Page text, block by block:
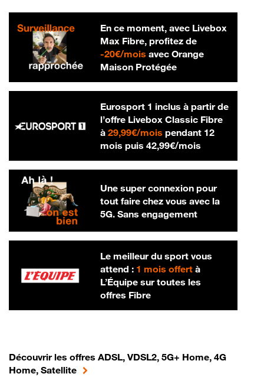
En ce moment, avec Livebox
Max Fibre, profitez de
-20€/mois20 € par mois
avec Orange
Maison Protégée
Eurosport 1 inclus à partir de
l’offre Livebox Classic Fibre
à 29,99€/mois29,99 € par mois
pendant 12
mois puis 42,99€/mois42,99 € par
Une super connexion pour
tout faire chez vous avec la
5G. Sans engagement
Le meilleur du sport vous
attend : 1 mois offertà
L’Équipe sur toutes les
offres Fibre
Découvrir les offres ADSL, VDSL2, 5G+ Home, 4G
Home, Satellite